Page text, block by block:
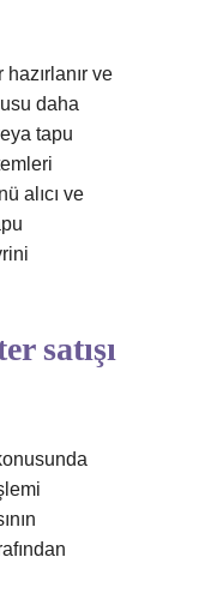
ve
daha
tapu
alıcı ve
satışı